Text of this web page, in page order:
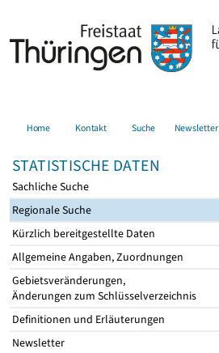
Home Kontakt Suche Newsletter
STATISTISCHE DATEN
Sachliche Suche
Regionale Suche
Kürzlich bereitgestellte Daten
Allgemeine Angaben, Zuordnungen
Gebietsveränderungen,
Änderungen zum Schlüsselverzeichnis
Definitionen und Erläuterungen
Newsletter